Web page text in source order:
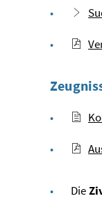
Die